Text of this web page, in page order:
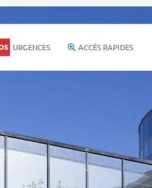
URGENCES ACCÈS RAPIDES